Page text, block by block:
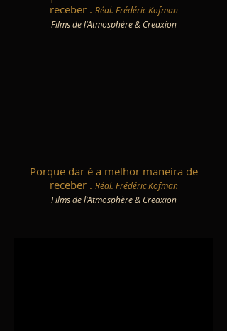
receber . Réal. Frédéric Kofman
Films de l'Atmosphère & Creaxion
Porque dar é a melhor maneira de
receber . Réal. Frédéric Kofman
Films de l'Atmosphère & Creaxion